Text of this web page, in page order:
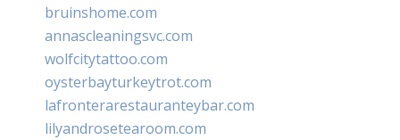
bruinshome.com
annascleaningsvc.com
wolfcitytattoo.com
oysterbayturkeytrot.com
lafronterarestauranteybar.com
lilyandrosetearoom.com